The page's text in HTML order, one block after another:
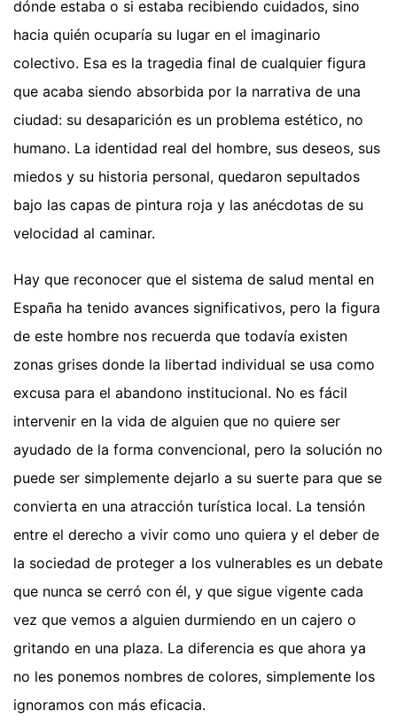
dónde estaba o si estaba recibiendo cuidados, sino
hacia quién ocuparía su lugar en el imaginario
colectivo. Esa es la tragedia final de cualquier figura
que acaba siendo absorbida por la narrativa de una
ciudad: su desaparición es un problema estético, no
humano. La identidad real del hombre, sus deseos, sus
miedos y su historia personal, quedaron sepultados
bajo las capas de pintura roja y las anécdotas de su
velocidad al caminar.
Hay que reconocer que el sistema de salud mental en
España ha tenido avances significativos, pero la figura
de este hombre nos recuerda que todavía existen
zonas grises donde la libertad individual se usa como
excusa para el abandono institucional. No es fácil
intervenir en la vida de alguien que no quiere ser
ayudado de la forma convencional, pero la solución no
puede ser simplemente dejarlo a su suerte para que se
convierta en una atracción turística local. La tensión
entre el derecho a vivir como uno quiera y el deber de
la sociedad de proteger a los vulnerables es un debate
que nunca se cerró con él, y que sigue vigente cada
vez que vemos a alguien durmiendo en un cajero o
gritando en una plaza. La diferencia es que ahora ya
no les ponemos nombres de colores, simplemente los
ignoramos con más eficacia.